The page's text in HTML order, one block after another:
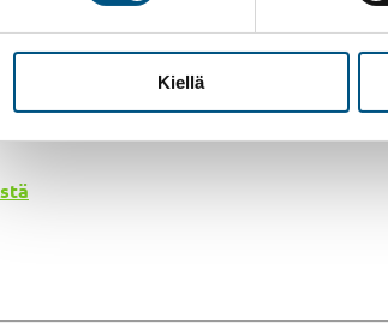
Kiellä
Vantaa
ja IHL-Turva